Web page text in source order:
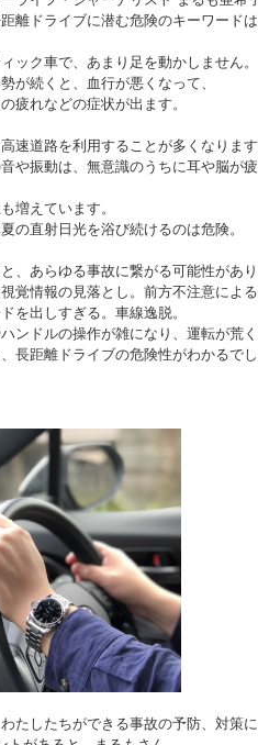
離ドライブに潜む危険のキーワード
ック車で、あまり足を動かしません。
が続くと、血行が悪くなって、
疲れなどの症状が出ます。
速道路を利用することが多くなりま
や振動は、無意識のうちに耳や脳が
増えています。
の直射日光を浴び続けるのは危険。
、あらゆる事故に繋がる可能性があ
覚情報の見落とし。前方不注意によ
を出しすぎる。車線逸脱。
ンドルの操作が雑になり、運転が荒
長距離ドライブの危険性がわかるで
たしたちができる事故の予防、対策